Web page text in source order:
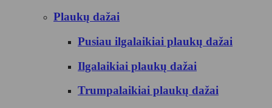
Plaukų dažai
Pusiau ilgalaikiai plaukų dažai
Ilgalaikiai plaukų dažai
Trumpalaikiai plaukų dažai